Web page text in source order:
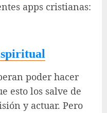
apps cristianas:
poder hacer
esto los salve de
y actuar. Pero